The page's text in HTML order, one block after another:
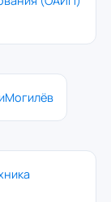
Могилёв